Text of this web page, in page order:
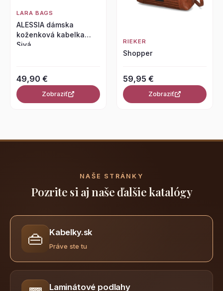
LARA BAGS
ALESSIA dámska
koženková kabelka
Sivá
49,90 €
Zobraziť
RIEKER
Shopper
59,95 €
Zobraziť
NAŠE STRÁNKY
Pozrite si aj naše ďalšie katalógy
👜 Kabelky.sk
Práve ste tu
Laminátové podlahy